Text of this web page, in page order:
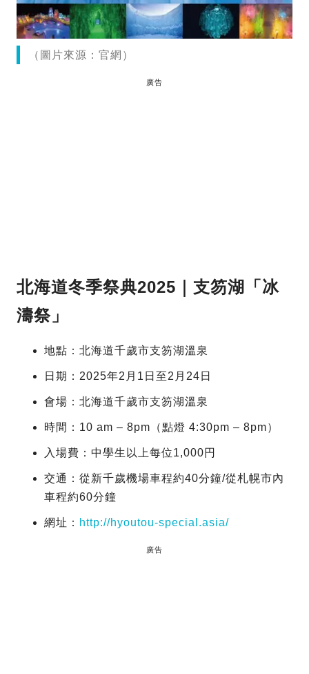
（圖片來源：官網）
廣告
北海道冬季祭典2025｜支笏湖「冰
濤祭」
地點：北海道千歲市支笏湖溫泉
日期：2025年2月1日至2月24日
會場：北海道千歲市支笏湖溫泉
時間：10 am – 8pm（點燈 4:30pm – 8pm）
入場費：中學生以上每位1,000円
交通：從新千歲機場車程約40分鐘/從札幌市內
車程約60分鐘
網址： http://hyoutou-special.asia/
廣告